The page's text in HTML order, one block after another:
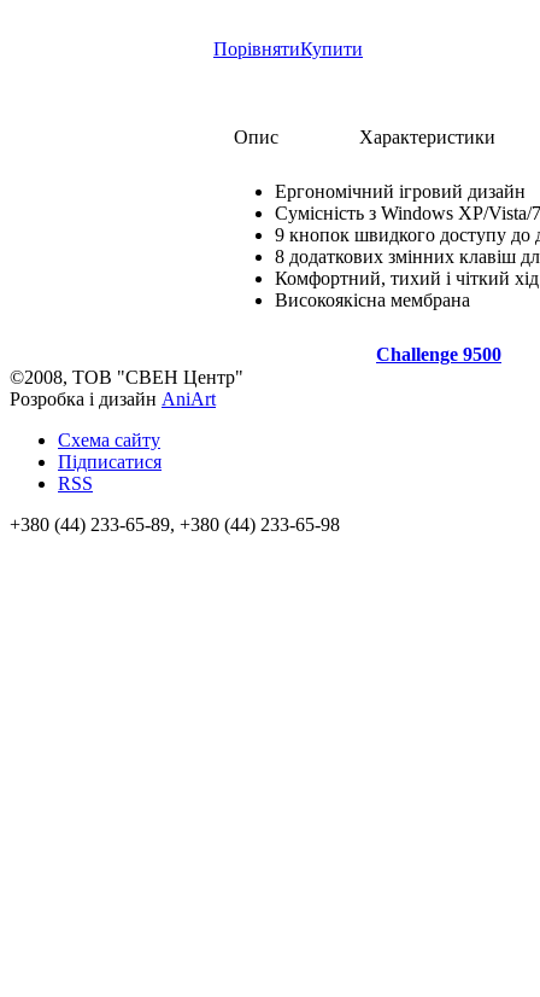
ПорівнятиКупити
Опис Характеристики
Ергономічний ігровий дизайн
Cумісність з Windows XP/Vista/
9 кнопок швидкого доступу до
8 додаткових змінних клавіш
Комфортний, тихий і чіткий
Високоякісна мембрана
Challenge 9500
©2008, ТОВ "СВЕН Центр"
Розробка і дизайн AniArt
Схема сайту
Підписатися
RSS
+380 (44) 233-65-89, +380 (44) 233-65-98